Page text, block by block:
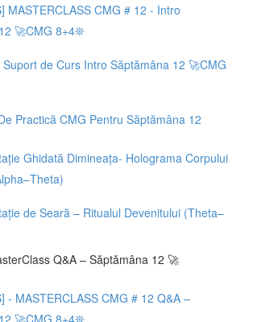
MASTERCLASS CMG # 12 - Intro
🚀CMG 8+4❊
Suport de Curs Intro Săptămâna 12 🚀CMG
Practică CMG Pentru Săptămâna 12
Ghidată Dimineața- Holograma Corpului
de Seară – Ritualul Devenitului (Theta–
Q&A – Săptămâna 12 🚀
- MASTERCLASS CMG # 12 Q&A –
🚀CMG 8+4❊